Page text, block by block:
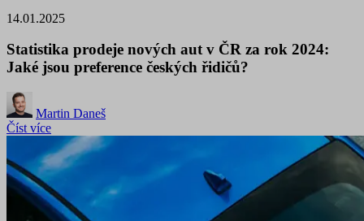
14.01.2025
Statistika prodeje nových aut v ČR za rok 2024:
Jaké jsou preference českých řidičů?
Martin Daneš
Číst více